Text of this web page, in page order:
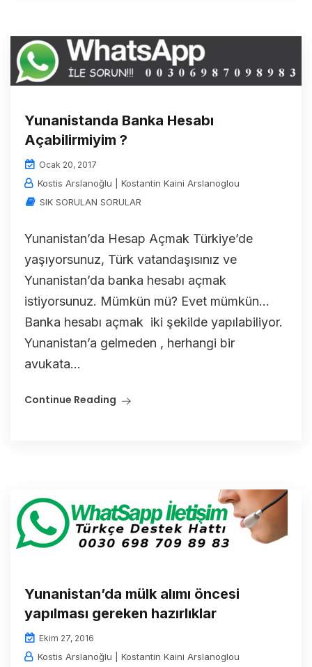
Yunanistanda Banka Hesabı
Açabilirmiyim ?
Ocak 20, 2017
Kostis Arslanoğlu | Kostantin Kaini Arslanoglou
SIK SORULAN SORULAR
Yunanistan’da Hesap Açmak Türkiye’de
yaşıyorsunuz, Türk vatandaşısınız ve
Yunanistan’da banka hesabı açmak
istiyorsunuz. Mümkün mü? Evet mümkün…
Banka hesabı açmak iki şekilde yapılabiliyor.
Yunanistan’a gelmeden , herhangi bir
avukata...
Continue Reading
Yunanistan’da mülk alımı öncesi
yapılması gereken hazırlıklar
Ekim 27, 2016
Kostis Arslanoğlu | Kostantin Kaini Arslanoglou